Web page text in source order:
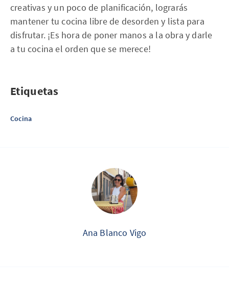
creativas y un poco de planificación, lograrás
mantener tu cocina libre de desorden y lista para
disfrutar. ¡Es hora de poner manos a la obra y darle
a tu cocina el orden que se merece!
Etiquetas
Cocina
Ana Blanco Vigo